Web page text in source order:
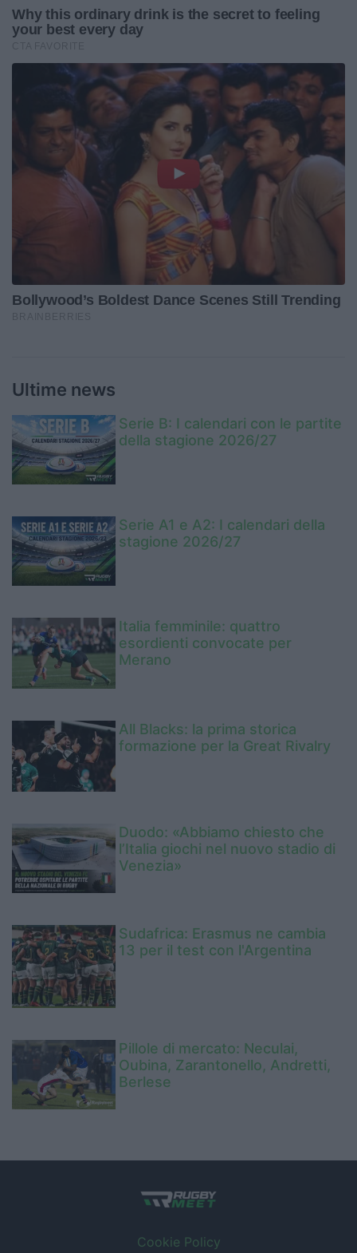
Ultime news
Serie B: I calendari con le partite
della stagione 2026/27
Serie A1 e A2: I calendari della
stagione 2026/27
Italia femminile: quattro
esordienti convocate per
Merano
All Blacks: la prima storica
formazione per la Great Rivalry
Duodo: «Abbiamo chiesto che
l’Italia giochi nel nuovo stadio di
Venezia»
Sudafrica: Erasmus ne cambia
13 per il test con l'Argentina
Pillole di mercato: Neculai,
Oubina, Zarantonello, Andretti,
Berlese
Cookie Policy